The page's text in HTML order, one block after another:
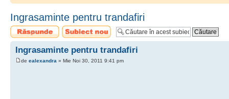
Ingrasaminte pentru trandafiri
Scrie un răspuns
Scrie un subiect
nou
Ingrasaminte pentru trandafiri
de ealexandra » Mie Noi 30, 2011 9:41 pm